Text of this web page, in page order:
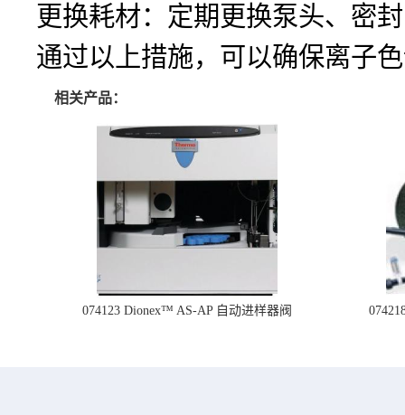
更换耗材：定期更换泵头、密
通过以上措施，可以确保离子
相关产品：
074123 Dionex™ AS-AP 自动进样器阀